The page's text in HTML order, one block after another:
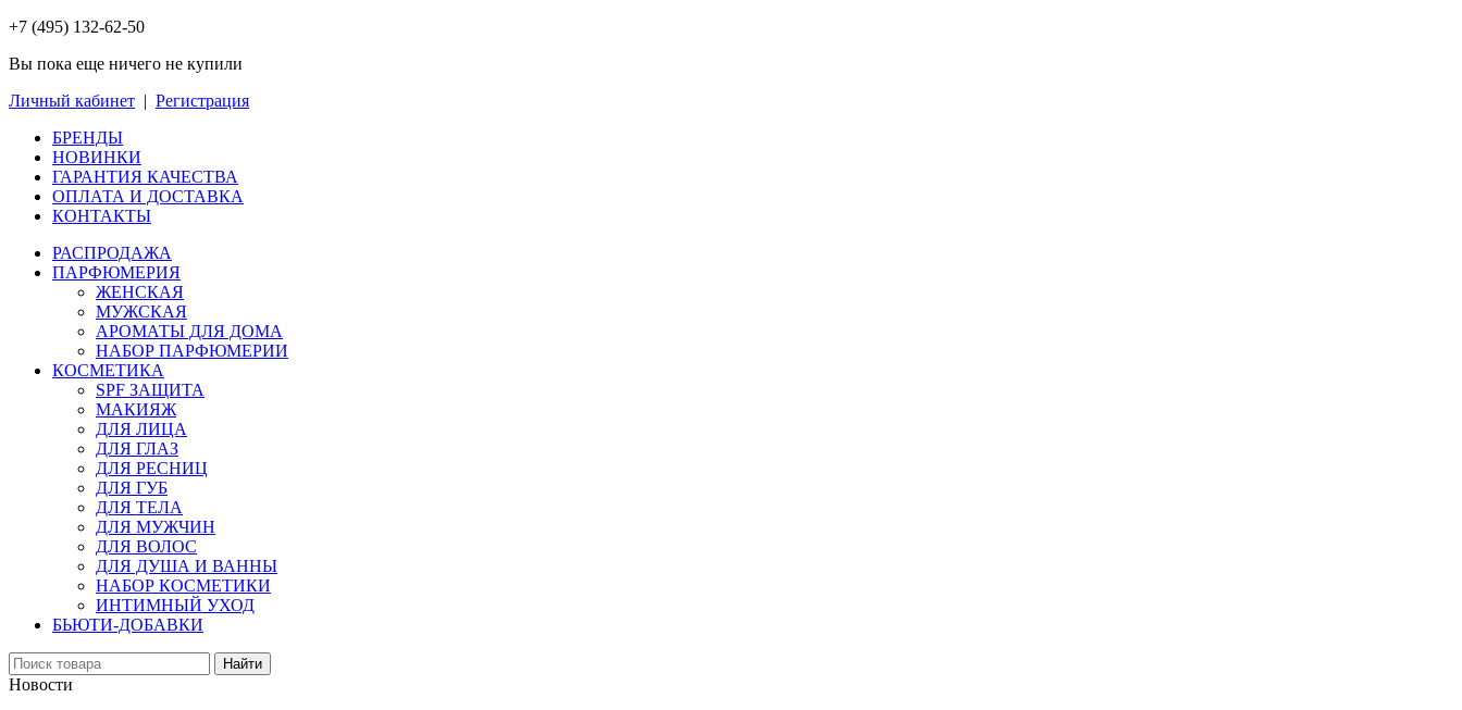
+7 (495) 132-62-50
Вы пока еще ничего не купили
Личный кабинет | Регистрация
БРЕНДЫ
НОВИНКИ
ГАРАНТИЯ КАЧЕСТВА
ОПЛАТА И ДОСТАВКА
КОНТАКТЫ
РАСПРОДАЖА
ПАРФЮМЕРИЯ
ЖЕНСКАЯ
МУЖСКАЯ
АРОМАТЫ ДЛЯ ДОМА
НАБОР ПАРФЮМЕРИИ
КОСМЕТИКА
SPF ЗАЩИТА
МАКИЯЖ
ДЛЯ ЛИЦА
ДЛЯ ГЛАЗ
ДЛЯ РЕСНИЦ
ДЛЯ ГУБ
ДЛЯ ТЕЛА
ДЛЯ МУЖЧИН
ДЛЯ ВОЛОС
ДЛЯ ДУША И ВАННЫ
НАБОР КОСМЕТИКИ
ИНТИМНЫЙ УХОД
БЬЮТИ-ДОБАВКИ
Найти
Новости